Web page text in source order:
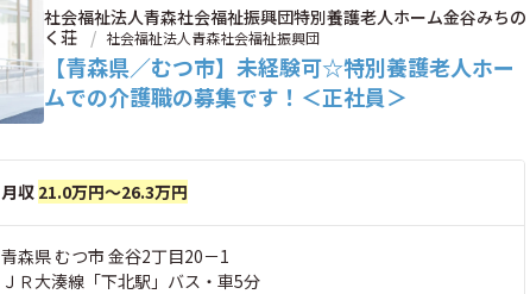
社会福祉法人青森社会福祉振興団特別養護老人ホーム金谷みちの
く荘
社会福祉法人青森社会福祉振興団
【青森県／むつ市】未経験可☆特別養護老人ホー
ムでの介護職の募集です！＜正社員＞
月収 21.0万円～26.3万円
青森県 むつ市 金谷2丁目20－1
ＪＲ大湊線「下北駅」バス・車5分